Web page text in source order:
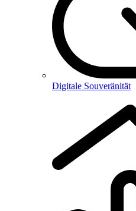
Digitale Souveränität